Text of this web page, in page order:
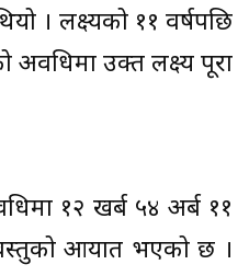
। लक्ष्यको ११ वर्षपछि
उक्त लक्ष्य पूरा
१२ खर्ब ५४ अर्ब ११
आयात भएको छ ।